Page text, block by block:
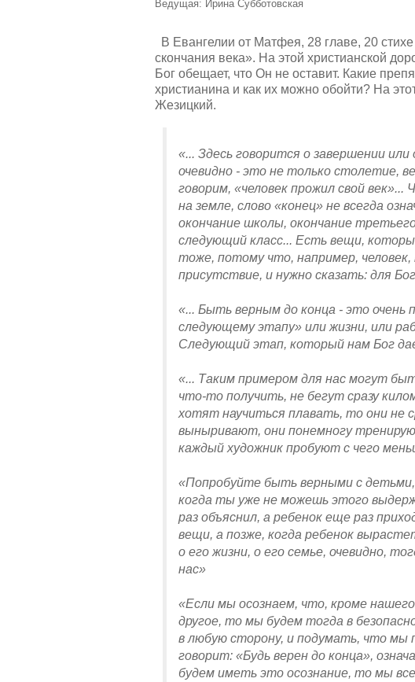
Ведущая: Ирина Субботовская
В Евангелии от Матфея, 28 главе, 20
скончания века». На этой христианской
Бог обещает, что Он не оставит. Какие
христианина и как их можно обойти? На
Жезицкий.
«... Здесь говорится о завершении
очевидно - это не только столетие,
говорим, «человек прожил свой
на земле, слово «конец» не всегда
окончание школы, окончание
следующий класс... Есть вещи,
тоже, потому что, например,
присутствие, и нужно сказать: для
«... Быть верным до конца - это очень
следующему этапу» или жизни, или
Следующий этап, который нам Бог
«... Таким примером для нас могут
что-то получить, не бегут сразу
хотят научиться плавать, то они не
выныривают, они понемногу
каждый художник пробуют с чего
«Попробуйте быть верными с детьми,
когда ты уже не можешь этого
раз объяснил, а ребенок еще раз
вещи, а позже, когда ребенок
о его жизни, о его семье, очевидно,
нас»
«Если мы осознаем, что, кроме
другое, то мы будем тогда в
в любую сторону, и подумать, что мы
говорит: «Будь верен до конца»,
будем иметь это осознание, то мы